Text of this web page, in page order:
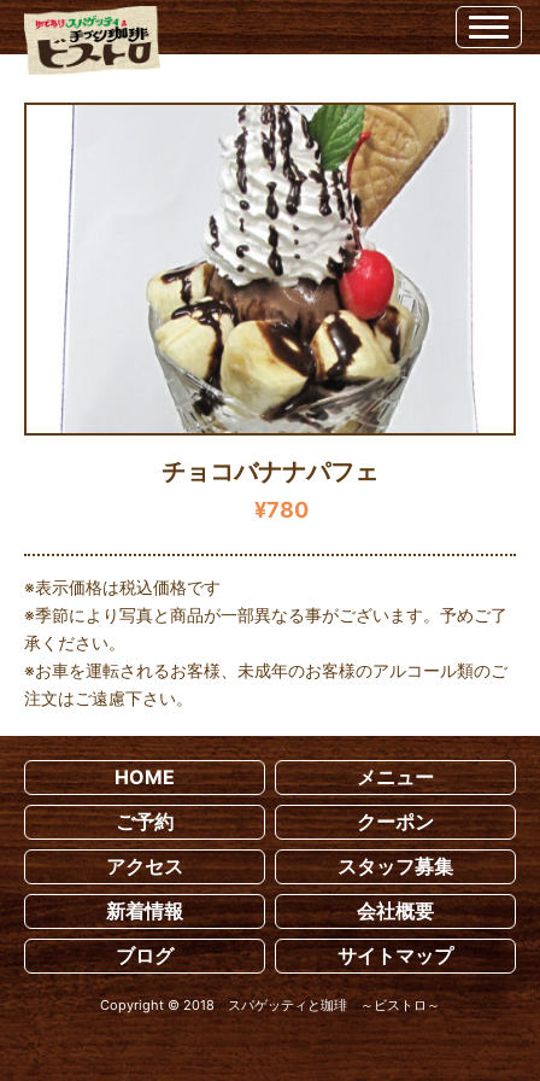
チョコバナナパフェ | 埼玉県越谷市のビストロ埼玉県越谷市のビストロ
チョコバナナパフェ
¥780
※表示価格は税込価格です
※季節により写真と商品が一部異なる事がございます。予めご了
承ください。
※お車を運転されるお客様、未成年のお客様のアルコール類のご
注文はご遠慮下さい。
HOME
メニュー
ご予約
クーポン
アクセス
スタッフ募集
新着情報
会社概要
ブログ
サイトマップ
Copyright © 2018 スパゲッティと珈琲 ～ビストロ～